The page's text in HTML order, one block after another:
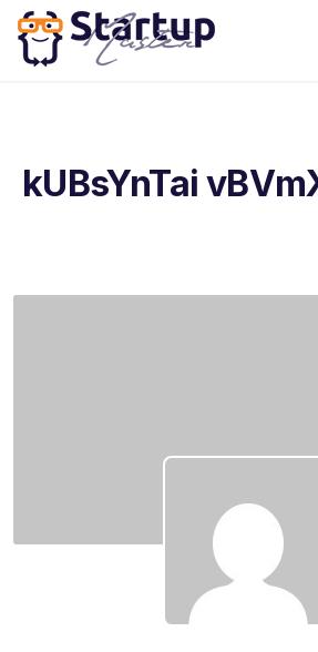
kUBsYnTai